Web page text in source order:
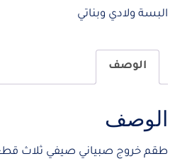
البسة ولادي وبناتي
الوصف
الوصف
طقم خروج صبياني صيفي ثلاث قطع مقاس